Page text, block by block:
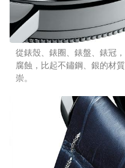
從錶殼、錶圈、錶盤、錶冠
腐蝕，比起不鏽鋼、銀的材
崇。